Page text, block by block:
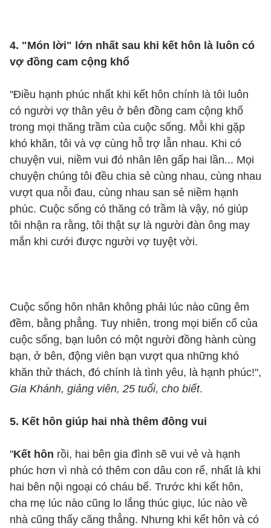
4. "Món lời" lớn nhất sau khi kết hôn là luôn có
vợ đồng cam cộng khổ
"Điều hạnh phúc nhất khi kết hôn chính là tôi luôn
có người vợ thân yêu ở bên đồng cam cộng khổ
trong mọi thăng trầm của cuộc sống. Mỗi khi gặp
khó khăn, tôi và vợ cùng hỗ trợ lẫn nhau. Khi có
chuyện vui, niềm vui đó nhân lên gấp hai lần... Mọi
chuyện chúng tôi đều chia sẻ cùng nhau, cùng nhau
vượt qua nỗi đau, cùng nhau san sẻ niềm hạnh
phúc. Cuộc sống có thăng có trầm là vậy, nó giúp
tôi nhận ra rằng, tôi thật sự là người đàn ông may
mắn khi cưới được người vợ tuyệt vời.
Cuộc sống hôn nhân không phải lúc nào cũng êm
đềm, bằng phẳng. Tuy nhiên, trong mọi biến cố của
cuộc sống, bạn luôn có một người đồng hành cùng
bạn, ở bên, động viên bạn vượt qua những khó
khăn thử thách, đó chính là tình yêu, là hạnh phúc!",
Gia Khánh, giảng viên, 25 tuổi, cho biết.
5. Kết hôn giúp hai nhà thêm đông vui
"Kết hôn rồi, hai bên gia đình sẽ vui vẻ và hạnh
phúc hơn vì nhà có thêm con dâu con rể, nhất là khi
hai bên nội ngoại có cháu bế. Trước khi kết hôn,
cha mẹ lúc nào cũng lo lắng thúc giục, lúc nào về
nhà cũng thấy căng thẳng. Nhưng khi kết hôn và có